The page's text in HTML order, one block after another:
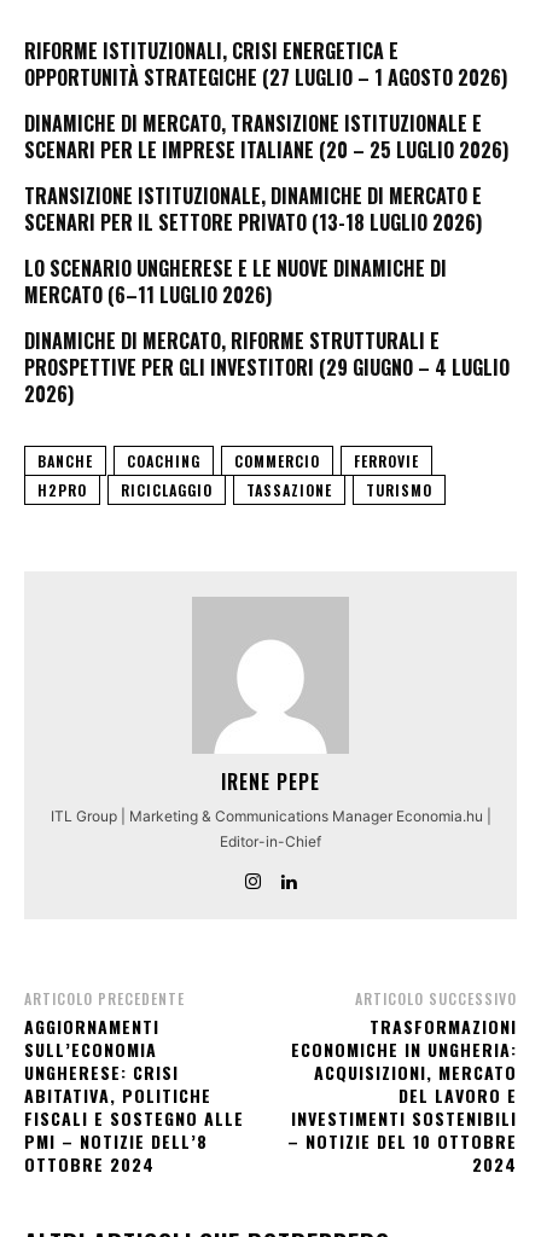
RIFORME ISTITUZIONALI, CRISI ENERGETICA E
OPPORTUNITÀ STRATEGICHE (27 LUGLIO – 1 AGOSTO 2026)
DINAMICHE DI MERCATO, TRANSIZIONE ISTITUZIONALE E
SCENARI PER LE IMPRESE ITALIANE (20 – 25 LUGLIO 2026)
TRANSIZIONE ISTITUZIONALE, DINAMICHE DI MERCATO E
SCENARI PER IL SETTORE PRIVATO (13-18 LUGLIO 2026)
LO SCENARIO UNGHERESE E LE NUOVE DINAMICHE DI
MERCATO (6–11 LUGLIO 2026)
DINAMICHE DI MERCATO, RIFORME STRUTTURALI E
PROSPETTIVE PER GLI INVESTITORI (29 GIUGNO – 4 LUGLIO
2026)
BANCHE COACHING COMMERCIO
FERROVIE
H2PRO
RICICLAGGIO TASSAZIONE TURISMO
IRENE PEPE
ITL Group | Marketing & Communications Manager Economia.hu |
Editor-in-Chief
ARTICOLO PRECEDENTE
AGGIORNAMENTI
SULL’ECONOMIA
UNGHERESE: CRISI
ABITATIVA, POLITICHE
FISCALI E SOSTEGNO ALLE
PMI – NOTIZIE DELL’8
OTTOBRE 2024
ARTICOLO SUCCESSIVO
TRASFORMAZIONI
ECONOMICHE IN UNGHERIA:
ACQUISIZIONI, MERCATO
DEL LAVORO E
INVESTIMENTI SOSTENIBILI
– NOTIZIE DEL 10 OTTOBRE
2024